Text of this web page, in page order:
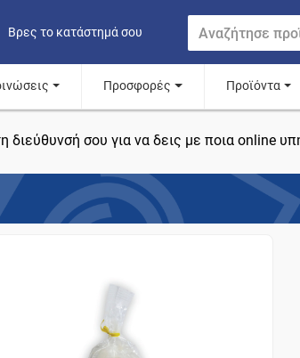
Βρες το κατάστημά σου
Προσφορές Προϊόντα
διεύθυνσή σου για να δεις με ποια online